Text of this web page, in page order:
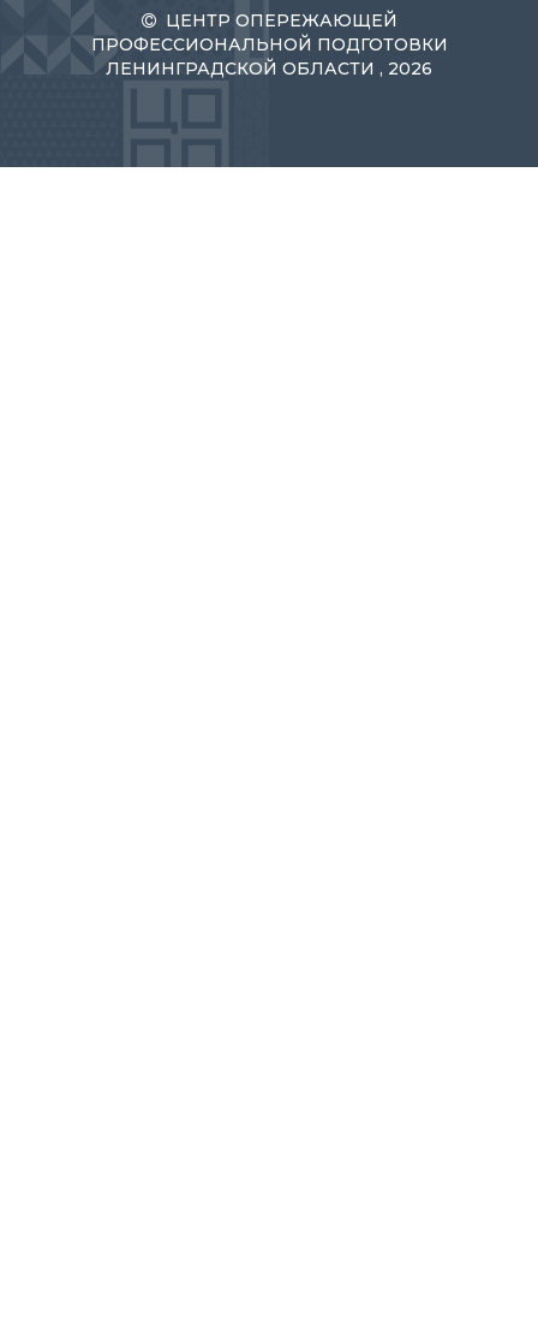
ЦЕНТР ОПЕРЕЖАЮЩЕЙ
ПРОФЕССИОНАЛЬНОЙ ПОДГОТОВКИ
ЛЕНИНГРАДСКОЙ ОБЛАСТИ , 2026